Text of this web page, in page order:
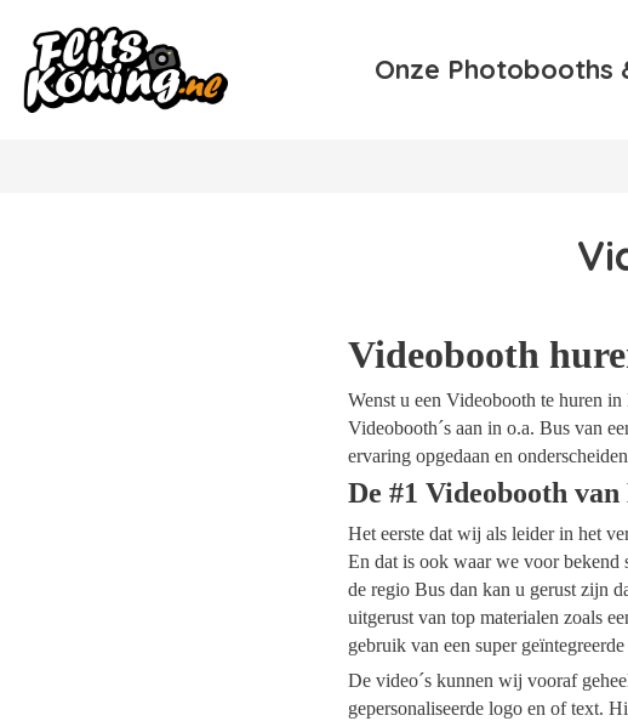
Onze Photobooths
Videobooth
Wenst u een Videobooth te huren
Videobooth´s aan in o.a. Bus van
ervaring opgedaan en
De #1 Videobooth van
Het eerste dat wij als leider in het
En dat is ook waar we voor
de regio Bus dan kan u gerust zijn
uitgerust van top materialen zoals
gebruik van een super
De video´s kunnen wij vooraf
gepersonaliseerde logo en of text.